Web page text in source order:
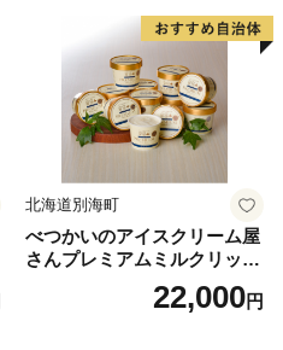
北海道別海町
べつかいのアイスクリーム屋
さんプレミアムミルクリッチ
12個（AP-01）（ 北海道アイ
ス 北海道産アイス アイス ア
22,000円